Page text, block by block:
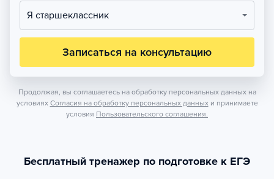
Я старшеклассник
Записаться на консультацию
Продолжая, вы соглашаетесь на обработку персональных данных на
условиях Согласия на обработку персональных данных и принимаете
условия Пользовательского соглашения.
Бесплатный тренажер по подготовке к ЕГЭ